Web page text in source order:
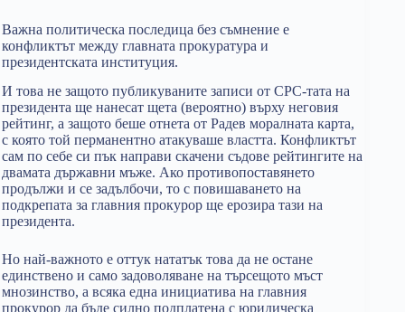
Важна политическа последица без съмнение е
конфликтът между главната прокуратура и
президентската институция.
И това не защото публикуваните записи от СРС-тата на
президента ще нанесат щета (вероятно) върху неговия
рейтинг, а защото беше отнета от Радев моралната карта,
с която той перманентно атакуваше властта. Конфликтът
сам по себе си пък направи скачени съдове рейтингите на
двамата държавни мъже. Ако противопоставянето
продължи и се задълбочи, то с повишаването на
подкрепата за главния прокурор ще ерозира тази на
президента.
Но най-важното е оттук нататък това да не остане
единствено и само задоволяване на търсещото мъст
мнозинство, а всяка една инициатива на главния
прокурор да бъде силно подплатена с юридическа